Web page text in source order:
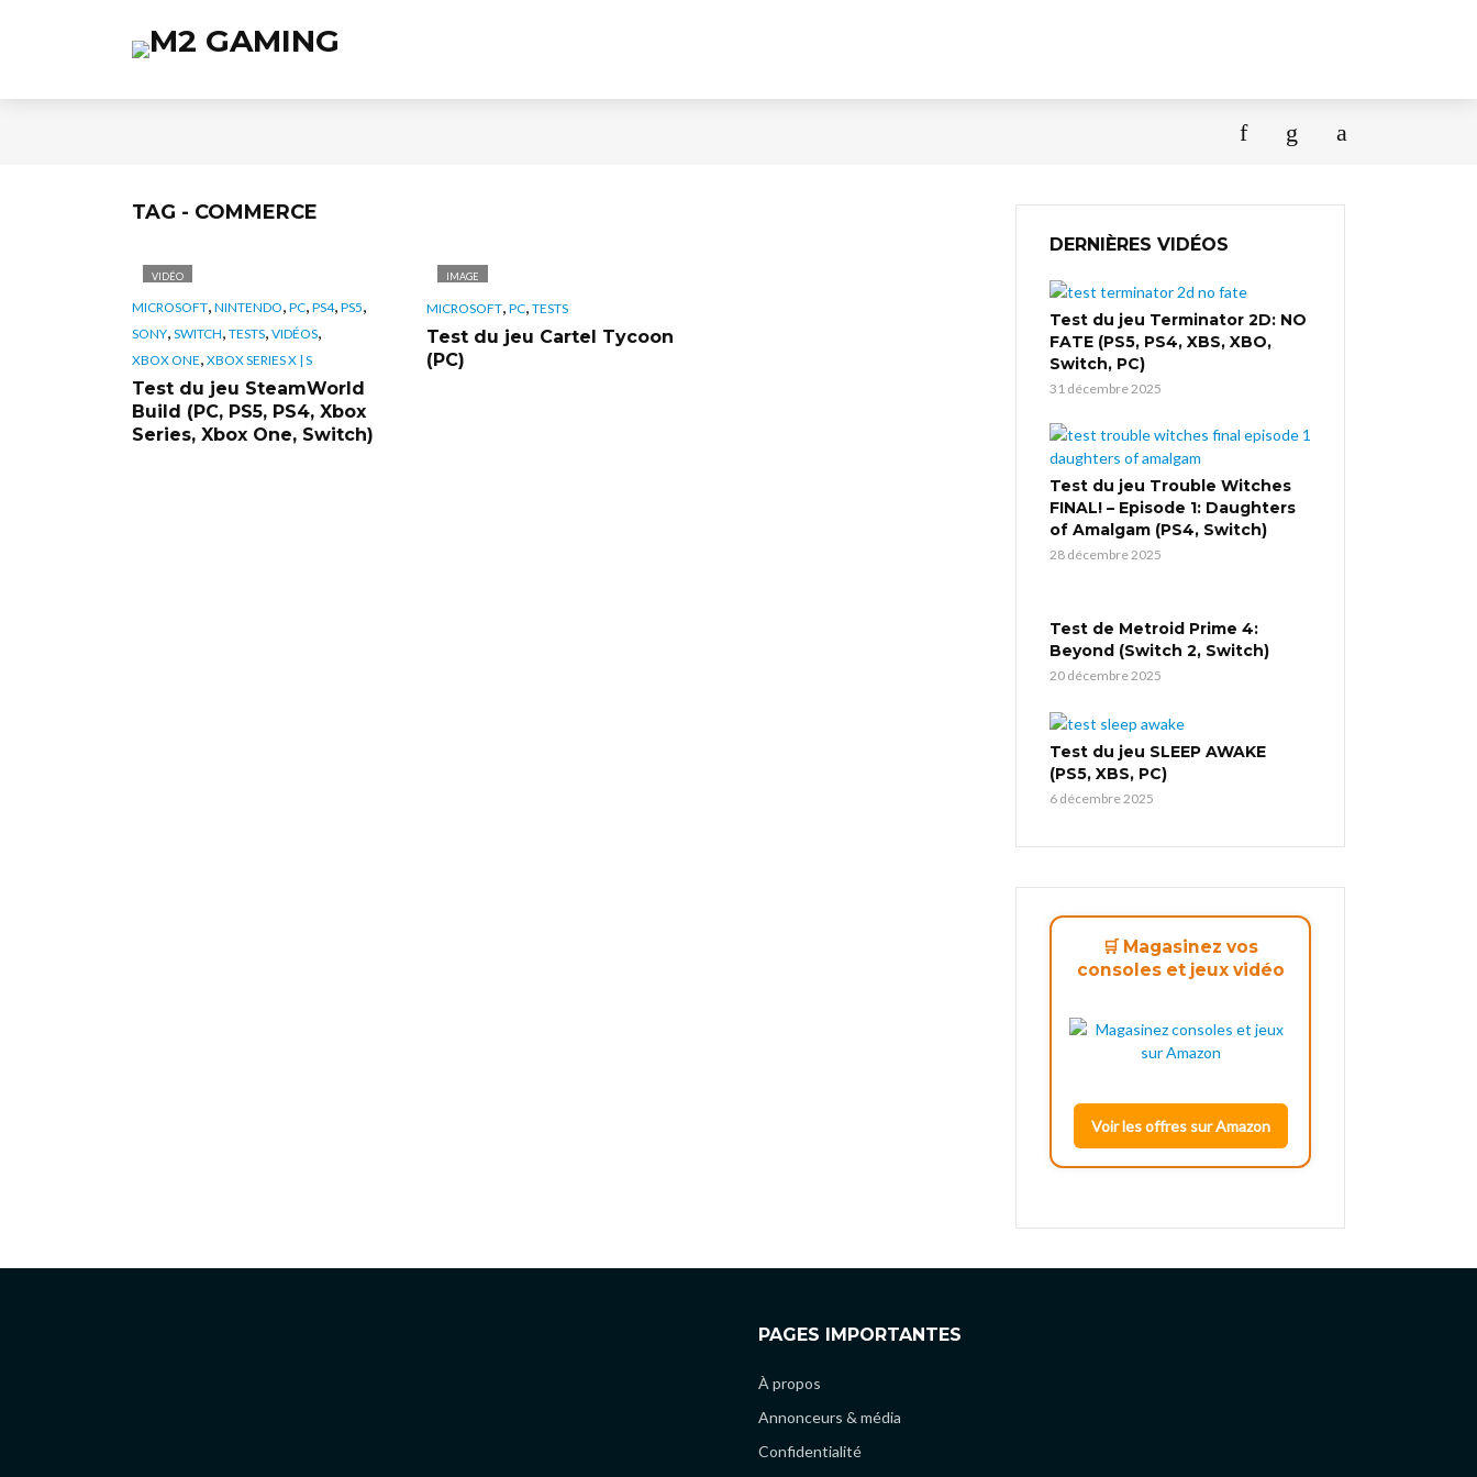
TAG - COMMERCE
VIDÉO
MICROSOFT, NINTENDO, PC, PS4, PS5,
SONY, SWITCH, TESTS, VIDÉOS,
XBOX ONE, XBOX SERIES X | S
Test du jeu SteamWorld
Build (PC, PS5, PS4, Xbox
Series, Xbox One, Switch)
IMAGE
MICROSOFT, PC, TESTS
Test du jeu Cartel Tycoon
(PC)
DERNIÈRES VIDÉOS
Test du jeu Terminator 2D: NO
FATE (PS5, PS4, XBS, XBO,
Switch, PC)
31 décembre 2025
Test du jeu Trouble Witches
FINAL! – Episode 1: Daughters
of Amalgam (PS4, Switch)
28 décembre 2025
Test de Metroid Prime 4:
Beyond (Switch 2, Switch)
20 décembre 2025
Test du jeu SLEEP AWAKE
(PS5, XBS, PC)
6 décembre 2025
🛒 Magasinez vos
consoles et jeux vidéo
Voir les offres sur Amazon
PAGES IMPORTANTES
À propos
Annonceurs & média
Confidentialité